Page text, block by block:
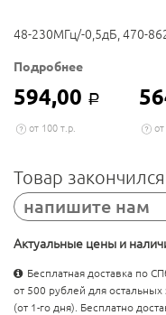
48-230МГц/-0,5дБ, 470-
Подробнее
594,00 Р
от 100 т.р. от
Товар
напишите нам
Актуальные цены и
Бесплатная доставка по
от 500 рублей для
(от 1-го дня). Бесплатно